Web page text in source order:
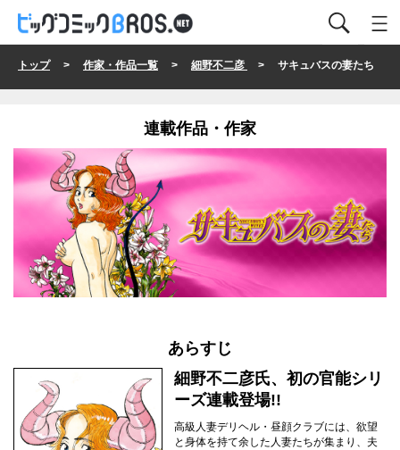
トップ> 作家・作品一覧 > 細野不二彦 > サキュバスの妻たち
連載作品・作家
あらすじ
細野不二彦氏、初の官能シリ
ーズ連載登場!!
高級人妻デリヘル・昼顔クラブには、欲望
と身体を持て余した人妻たちが集まり、夫